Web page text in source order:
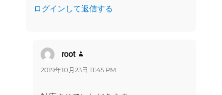
ログインして返信する
root
り:
2019年10月23日 11:45 PM